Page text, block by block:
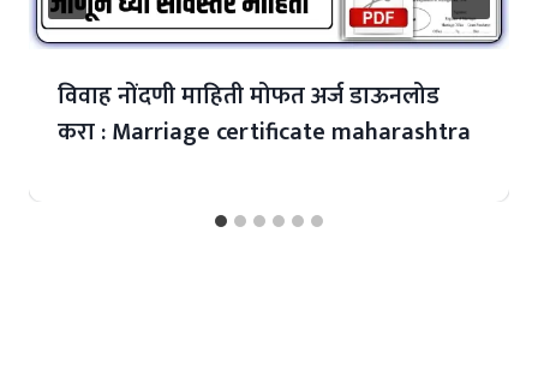
विवाह नोंदणी माहिती मोफत अर्ज डाऊनलोड
करा : Marriage certificate maharashtra